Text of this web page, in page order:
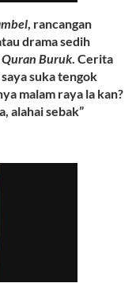
, rancangan
drama sedih
Quran Buruk. Cerita
suka tengok
malam raya la kan?
alahai sebak”